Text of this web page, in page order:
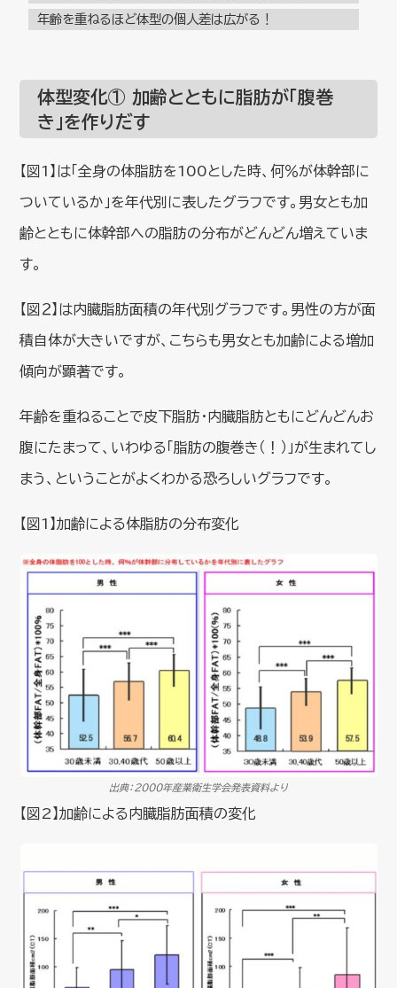
年齢を重ねるほど体型の個人差は広がる！
体型変化① 加齢とともに脂肪が「腹巻
き」を作りだす
【図1】は「全身の体脂肪を100とした時、何％が体幹部に
ついているか」を年代別に表したグラフです。男女とも加
齢とともに体幹部への脂肪の分布がどんどん増えていま
す。
【図２】は内臓脂肪面積の年代別グラフです。男性の方が面
積自体が大きいですが、こちらも男女とも加齢による増加
傾向が顕著です。
年齢を重ねることで皮下脂肪・内臓脂肪ともにどんどんお
腹にたまって、いわゆる「脂肪の腹巻き（！）」が生まれてし
まう、ということがよくわかる恐ろしいグラフです。
【図1】加齢による体脂肪の分布変化
出典：2000年産業衛生学会発表資料より
【図2】加齢による内臓脂肪面積の変化